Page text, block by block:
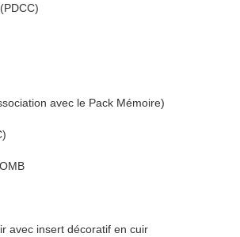
avec le Pack Mémoire)
avec insert décoratif en cuir